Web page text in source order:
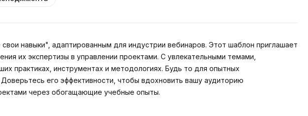
навыки", адаптированным для индустрии вебинаров. Этот шаблон приглашает
их экспертизы в управлении проектами. С увлекательными темами,
практиках, инструментах и методологиях. Будь то для опытных
его эффективности, чтобы вдохновить вашу аудиторию
через обогащающие учебные опыты.